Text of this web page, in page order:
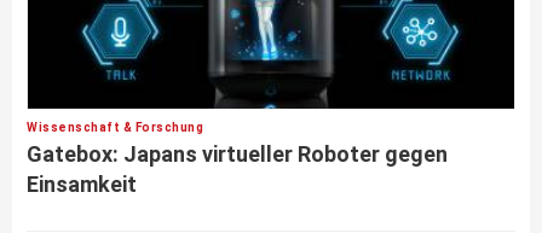
Wissenschaft & Forschung
Gatebox: Japans virtueller Roboter gegen
Einsamkeit